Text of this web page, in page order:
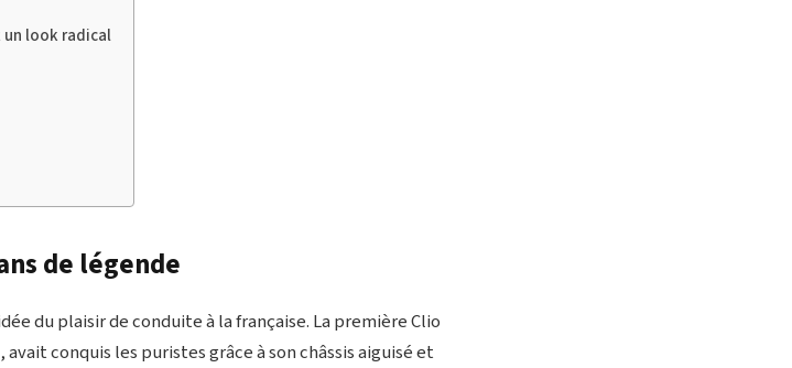
un look radical
de légende
du plaisir de conduite à la française. La première Clio
avait conquis les puristes grâce à son châssis aiguisé et